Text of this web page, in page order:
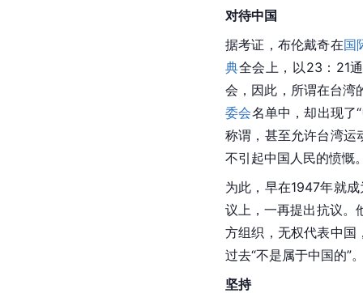
对待中国
据考证，布伦戴奇在国
典全会上，以23：21
会，因此，所谓在台湾
委会名单中，却出现了
称谓，甚至允许台湾运
不引起中国 人民的愤慨
为此，早在1947年就成
议上，一再提出抗议。
方组织，无权代表中国
过去“不是属于中国的”
坚持